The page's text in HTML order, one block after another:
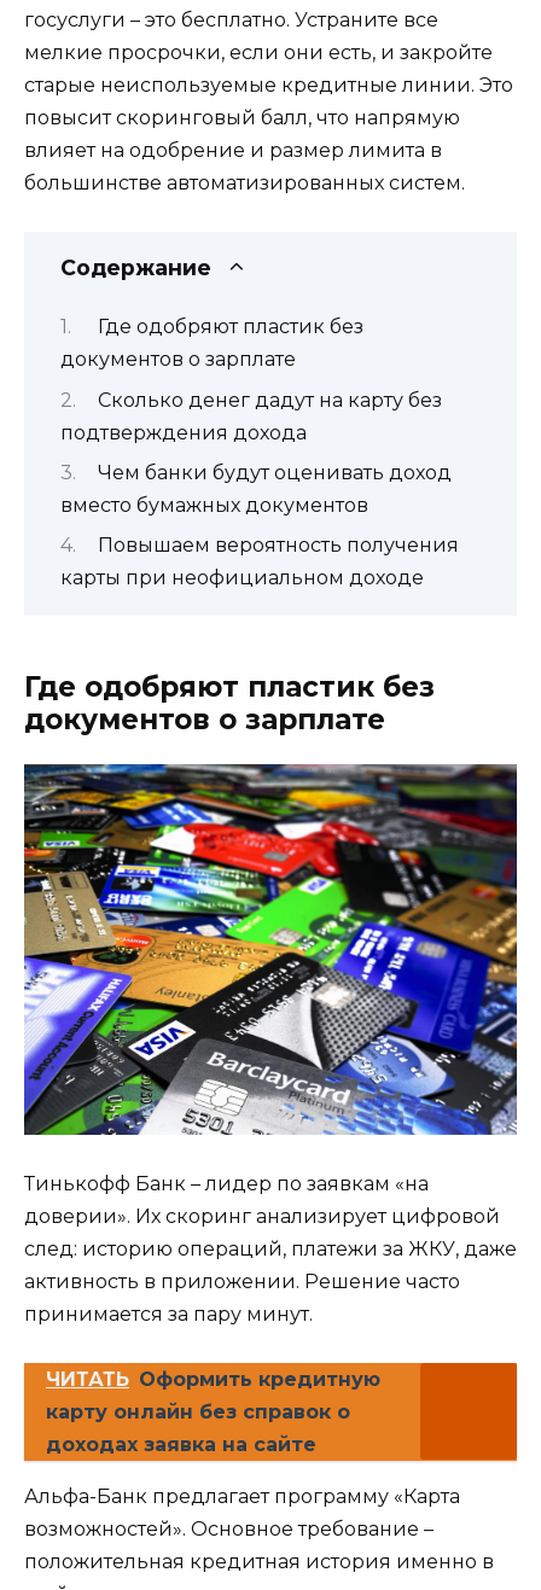
госуслуги – это бесплатно. Устраните все
мелкие просрочки, если они есть, и закройте
старые неиспользуемые кредитные линии. Это
повысит скоринговый балл, что напрямую
влияет на одобрение и размер лимита в
большинстве автоматизированных систем.
Содержание
Где одобряют пластик без
документов о зарплате
Сколько денег дадут на карту без
подтверждения дохода
Чем банки будут оценивать доход
вместо бумажных документов
Повышаем вероятность получения
карты при неофициальном доходе
Где одобряют пластик без
документов о зарплате
Тинькофф Банк – лидер по заявкам «на
доверии». Их скоринг анализирует цифровой
след: историю операций, платежи за ЖКУ, даже
активность в приложении. Решение часто
принимается за пару минут.
ЧИТАТЬ Оформить кредитную
карту онлайн без справок о
доходах заявка на сайте
Альфа-Банк предлагает программу «Карта
возможностей». Основное требование –
положительная кредитная история именно в